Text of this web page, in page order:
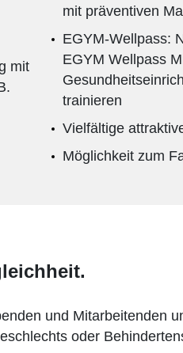
mit
mit präventiven
EGYM-Wellpass:
EGYM Wellpass
trainieren
Vielfältige
Möglichkeit zum
und Mitarbeitenden
oder